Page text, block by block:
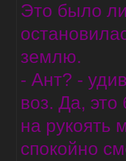
Это было
землю.
- Ант? -
воз. Да,
на рукоять
спокойно